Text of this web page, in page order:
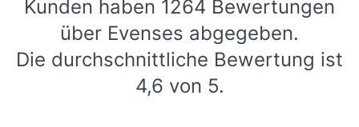
Kunden haben 1264 Bewertungen
über Evenses abgegeben.
Die durchschnittliche Bewertung ist
4,6 von 5.